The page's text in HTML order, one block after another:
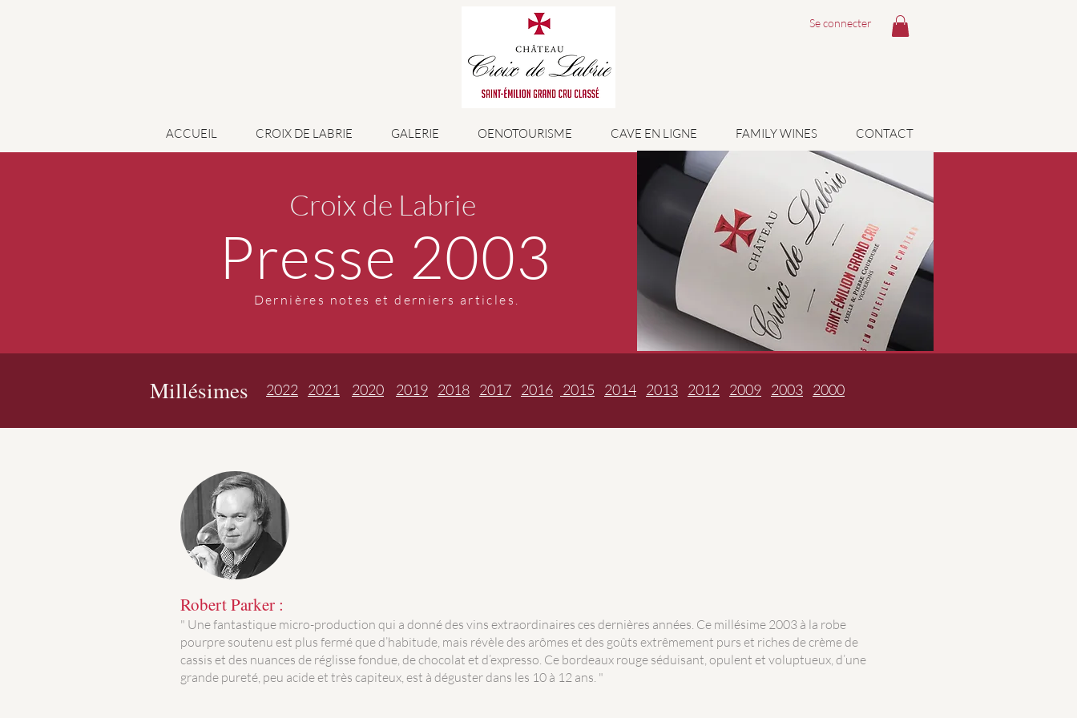
Se connecter
ACCUEIL CROIX DE LABRIE GALERIE OENOTOURISME CAVE EN LIGNE FAMILY WINES CONTACT
Croix de Labrie
Presse 2003
Dernières notes et derniers articles.
Millésimes 2022 2021 2020 2019 2018 2017 2016 2015 2014 2013 2012 2009 2003 2000
Robert Parker :
" Une fantastique micro-production qui a donné des vins extraordinaires ces dernières années. Ce millésime 2003 à la robe
pourpre soutenu est plus fermé que d’habitude, mais révèle des arômes et des goûts extrêmement purs et riches de crème de
cassis et des nuances de réglisse fondue, de chocolat et d’expresso. Ce bordeaux rouge séduisant, opulent et voluptueux, d’une
grande pureté, peu acide et très capiteux, est à déguster dans les 10 à 12 ans. "